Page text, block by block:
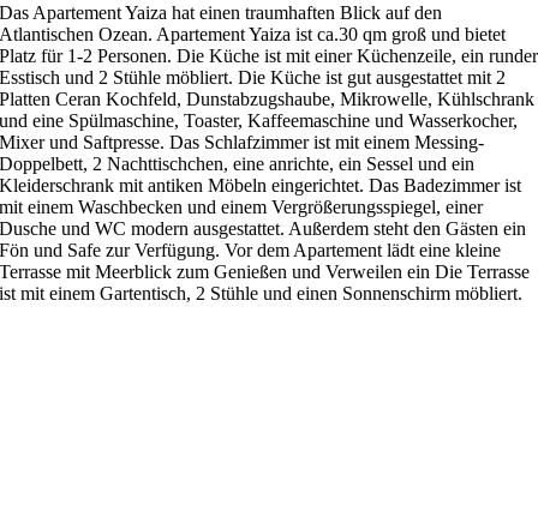
Das Apartement Yaiza hat einen traumhaften Blick auf den
Atlantischen Ozean. Apartement Yaiza ist ca.30 qm groß und bietet
Platz für 1-2 Personen. Die Küche ist mit einer Küchenzeile, ein runder
Esstisch und 2 Stühle möbliert. Die Küche ist gut ausgestattet mit 2
Platten Ceran Kochfeld, Dunstabzugshaube, Mikrowelle, Kühlschrank
und eine Spülmaschine, Toaster, Kaffeemaschine und Wasserkocher,
Mixer und Saftpresse. Das Schlafzimmer ist mit einem Messing-
Doppelbett, 2 Nachttischchen, eine anrichte, ein Sessel und ein
Kleiderschrank mit antiken Möbeln eingerichtet. Das Badezimmer ist
mit einem Waschbecken und einem Vergrößerungsspiegel, einer
Dusche und WC modern ausgestattet. Außerdem steht den Gästen ein
Fön und Safe zur Verfügung. Vor dem Apartement lädt eine kleine
Terrasse mit Meerblick zum Genießen und Verweilen ein Die Terrasse
ist mit einem Gartentisch, 2 Stühle und einen Sonnenschirm möbliert.